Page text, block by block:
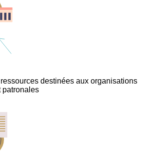
destinées aux organisations
patronales